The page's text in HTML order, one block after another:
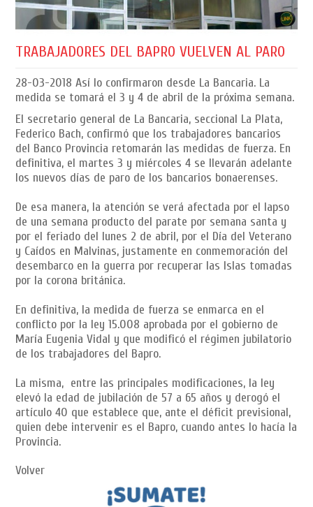
TRABAJADORES DEL BAPRO VUELVEN AL PARO
28-03-2018 Así lo confirmaron desde La Bancaria. La
medida se tomará el 3 y 4 de abril de la próxima semana.
El secretario general de La Bancaria, seccional La Plata,
Federico Bach, confirmó que los trabajadores bancarios
del Banco Provincia retomarán las medidas de fuerza. En
definitiva, el martes 3 y miércoles 4 se llevarán adelante
los nuevos días de paro de los bancarios bonaerenses.
De esa manera, la atención se verá afectada por el lapso
de una semana producto del parate por semana santa y
por el feriado del lunes 2 de abril, por el Día del Veterano
y Caídos en Malvinas, justamente en conmemoración del
desembarco en la guerra por recuperar las Islas tomadas
por la corona británica.
En definitiva, la medida de fuerza se enmarca en el
conflicto por la ley 15.008 aprobada por el gobierno de
María Eugenia Vidal y que modificó el régimen jubilatorio
de los trabajadores del Bapro.
La misma, entre las principales modificaciones, la ley
elevó la edad de jubilación de 57 a 65 años y derogó el
artículo 40 que establece que, ante el déficit previsional,
quien debe intervenir es el Bapro, cuando antes lo hacía la
Provincia.
Volver